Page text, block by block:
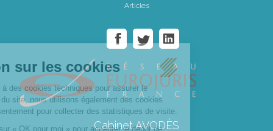
Articles
Cabinet AVODÈS